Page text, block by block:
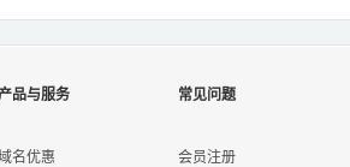
品与服务
名优惠
常见问题
会员注册